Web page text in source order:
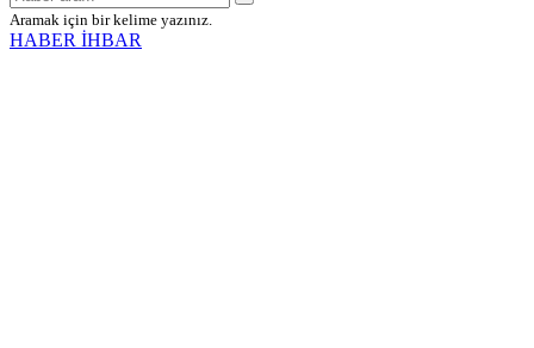
Aramak için bir kelime yazınız.
HABER İHBAR